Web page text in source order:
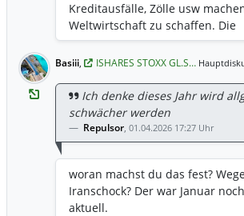
Kreditausfälle, Zölle usw
Weltwirtschaft zu schaffen. Die
Wachstumsraten sind oft stark
Ich hoffe natürlich trotzdem auf
Basiii, ISHARES STOXX GL.S…
Ich denke dieses Jahr wird
schwächer werden
Repulsor, 01.04.2026 17:27 Uhr
woran machst du das fest?
Iranschock? Der war Januar
aktuell.